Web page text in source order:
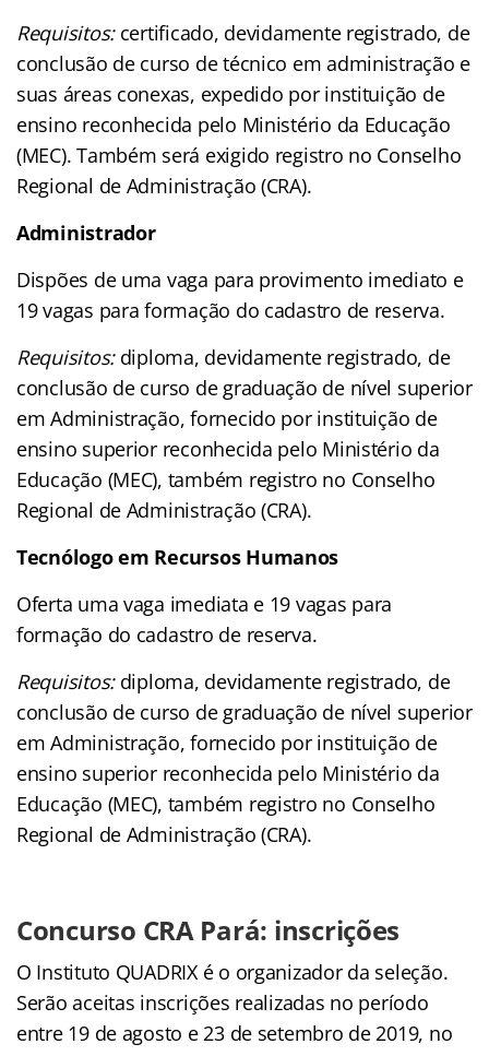
Requisitos:certificado, devidamente registrado, de
conclusão de curso de técnico em administração e
suas áreas conexas, expedido por instituição de
ensino reconhecida pelo Ministério da Educação
(MEC). Também será exigido registro no Conselho
Regional de Administração (CRA).
Administrador
Dispões de uma vaga para provimento imediato e
19 vagas para formação do cadastro de reserva.
Requisitos:diploma, devidamente registrado, de
conclusão de curso de graduação de nível superior
em Administração, fornecido por instituição de
ensino superior reconhecida pelo Ministério da
Educação (MEC), também registro no Conselho
Regional de Administração (CRA).
Tecnólogo em Recursos Humanos
Oferta uma vaga imediata e 19 vagas para
formação do cadastro de reserva.
Requisitos:diploma, devidamente registrado, de
conclusão de curso de graduação de nível superior
em Administração, fornecido por instituição de
ensino superior reconhecida pelo Ministério da
Educação (MEC), também registro no Conselho
Regional de Administração (CRA).
Concurso CRA Pará: inscrições
O Instituto QUADRIX é o organizador da seleção.
Serão aceitas inscrições realizadas no período
entre 19 de agosto e 23 de setembro de 2019, no